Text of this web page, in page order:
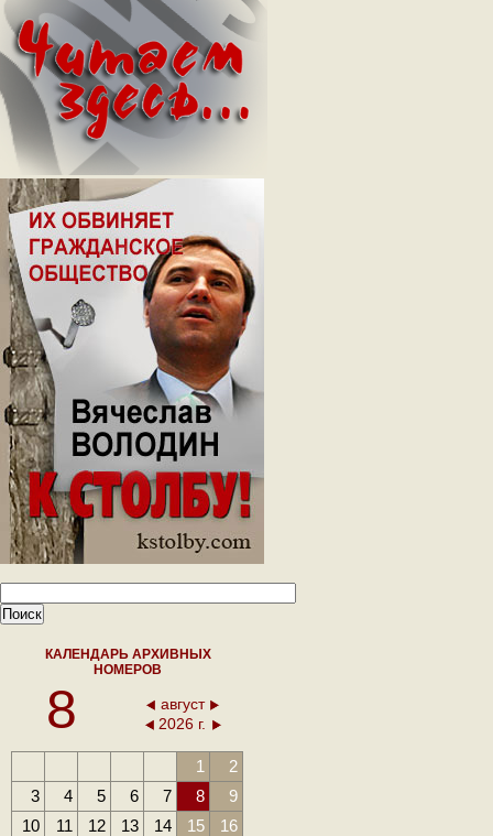
КАЛЕНДАРЬ АРХИВНЫХ
НОМЕРОВ
8
август
2026 г.
1
2
3
4 5 6 7 8
9
10
11 12 13 14 15
16